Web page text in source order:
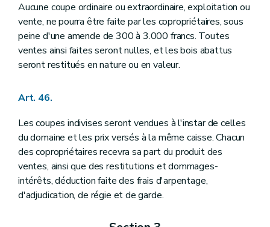
Aucune coupe ordinaire ou extraordinaire, exploitation ou
vente, ne pourra être faite par les copropriétaires, sous
peine d'une amende de 300 à 3.000 francs. Toutes
ventes ainsi faites seront nulles, et les bois abattus
seront restitués en nature ou en valeur.
Art. 46.
Les coupes indivises seront vendues à l'instar de celles
du domaine et les prix versés à la même caisse. Chacun
des copropriétaires recevra sa part du produit des
ventes, ainsi que des restitutions et dommages-
intérêts, déduction faite des frais d'arpentage,
d'adjudication, de régie et de garde.